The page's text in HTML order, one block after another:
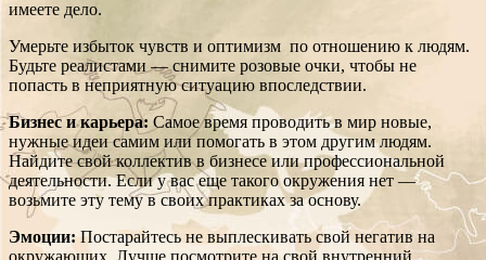
имеете дело.
Умерьте избыток чувств и оптимизм по отношению к людям.
Будьте реалистами — снимите розовые очки, чтобы не
попасть в неприятную ситуацию впоследствии.
Бизнес и карьера: Самое время проводить в мир новые,
нужные идеи самим или помогать в этом другим людям.
Найдите свой коллектив в бизнесе или профессиональной
деятельности. Если у вас еще такого окружения нет —
возьмите эту тему в своих практиках за основу.
Эмоции:Постарайтесь не выплескивать свой негатив на
окружающих. Лучше посмотрите на свой внутренний